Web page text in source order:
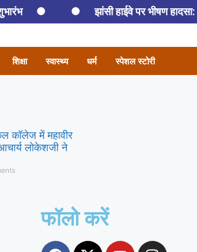
झांसी हाईवे पर भीषण हादसा:
हिसार में कांवड़ियों की भीड़ पर फायरिंग ,6 बदमाशों ने
शिक्षा स्वास्थ्य धर्म स्पेशल स्टोरी
कॉलेज में महावीर
लोकेशजी ने
फॉलो करें